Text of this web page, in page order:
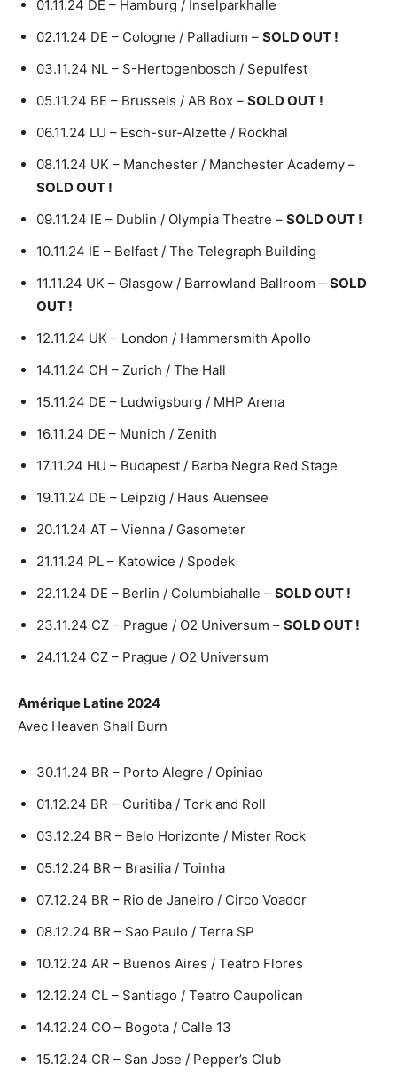
01.11.24 DE – Hamburg / Inselparkhalle
02.11.24 DE – Cologne / Palladium – SOLD OUT !
03.11.24 NL – S-Hertogenbosch / Sepulfest
05.11.24 BE – Brussels / AB Box – SOLD OUT !
06.11.24 LU – Esch-sur-Alzette / Rockhal
08.11.24 UK – Manchester / Manchester Academy –
SOLD OUT !
09.11.24 IE – Dublin / Olympia Theatre – SOLD OUT !
10.11.24 IE – Belfast / The Telegraph Building
11.11.24 UK – Glasgow / Barrowland Ballroom – SOLD
OUT !
12.11.24 UK – London / Hammersmith Apollo
14.11.24 CH – Zurich / The Hall
15.11.24 DE – Ludwigsburg / MHP Arena
16.11.24 DE – Munich / Zenith
17.11.24 HU – Budapest / Barba Negra Red Stage
19.11.24 DE – Leipzig / Haus Auensee
20.11.24 AT – Vienna / Gasometer
21.11.24 PL – Katowice / Spodek
22.11.24 DE – Berlin / Columbiahalle – SOLD OUT !
23.11.24 CZ – Prague / O2 Universum – SOLD OUT !
24.11.24 CZ – Prague / O2 Universum
Amérique Latine 2024
Avec Heaven Shall Burn
30.11.24 BR – Porto Alegre / Opiniao
01.12.24 BR – Curitiba / Tork and Roll
03.12.24 BR – Belo Horizonte / Mister Rock
05.12.24 BR – Brasilia / Toinha
07.12.24 BR – Rio de Janeiro / Circo Voador
08.12.24 BR – Sao Paulo / Terra SP
10.12.24 AR – Buenos Aires / Teatro Flores
12.12.24 CL – Santiago / Teatro Caupolican
14.12.24 CO – Bogota / Calle 13
15.12.24 CR – San Jose / Pepper’s Club